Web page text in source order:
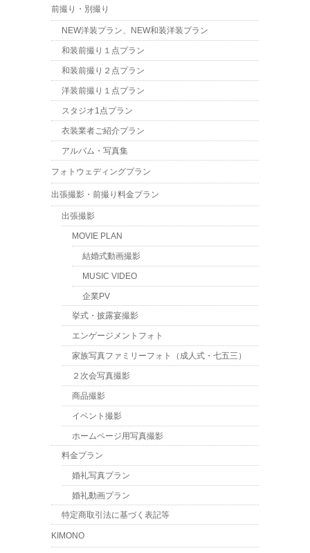
前撮り・別撮り
NEW洋装プラン、NEW和装洋装プラン
和装前撮り１点プラン
和装前撮り２点プラン
洋装前撮り１点プラン
スタジオ1点プラン
衣装業者ご紹介プラン
アルバム・写真集
フォトウェディングプラン
出張撮影・前撮り料金プラン
出張撮影
MOVIE PLAN
結婚式動画撮影
MUSIC VIDEO
企業PV
挙式・披露宴撮影
エンゲージメントフォト
家族写真ファミリーフォト（成人式・七五三）
２次会写真撮影
商品撮影
イベント撮影
ホームページ用写真撮影
料金プラン
婚礼写真プラン
婚礼動画プラン
特定商取引法に基づく表記等
KIMONO